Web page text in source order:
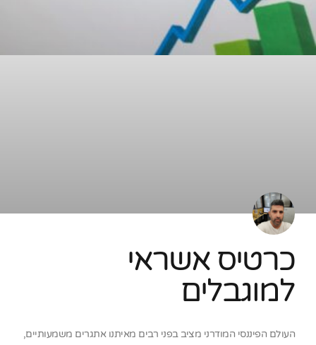
כרטיס אשראי
למוגבלים
העולם הפיננסי המודרני מציב בפני רבים מאיתנו אתגרים משמעותיים,